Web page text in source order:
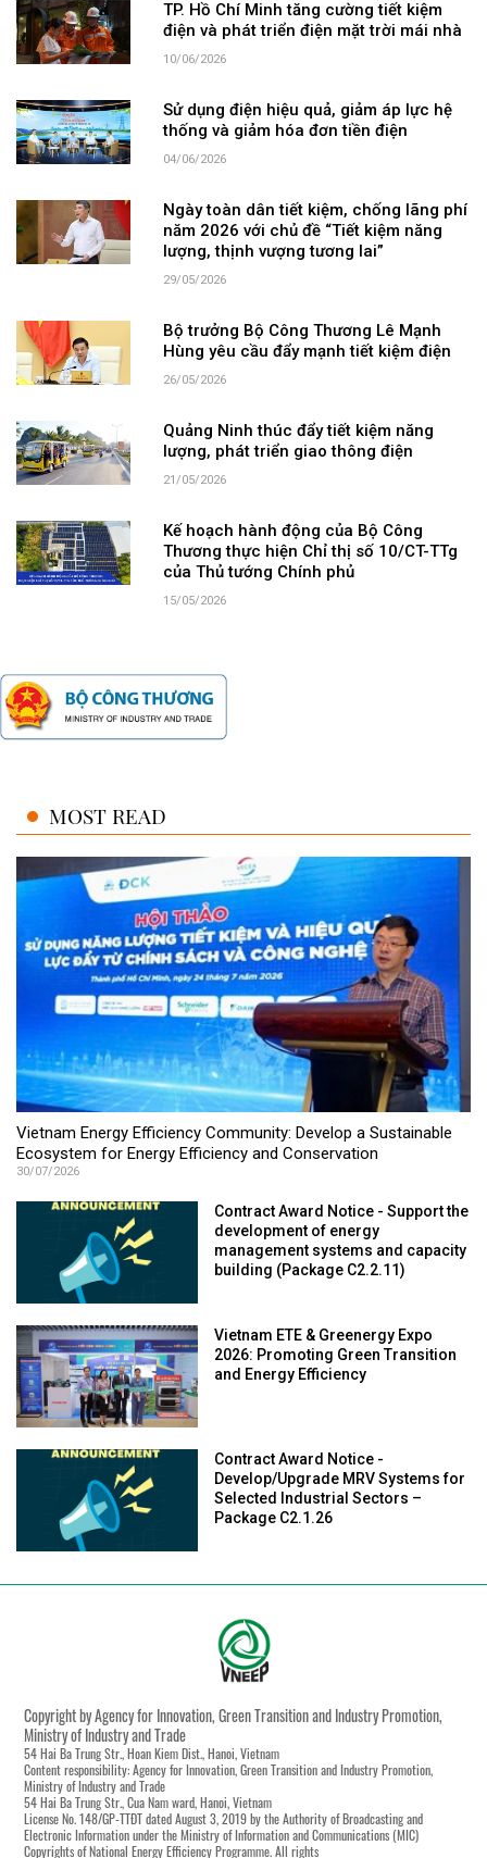
TP. Hồ Chí Minh tăng cường tiết kiệm
điện và phát triển điện mặt trời mái nhà
10/06/2026
Sử dụng điện hiệu quả, giảm áp lực hệ
thống và giảm hóa đơn tiền điện
04/06/2026
Ngày toàn dân tiết kiệm, chống lãng phí
năm 2026 với chủ đề “Tiết kiệm năng
lượng, thịnh vượng tương lai”
29/05/2026
Bộ trưởng Bộ Công Thương Lê Mạnh
Hùng yêu cầu đẩy mạnh tiết kiệm điện
26/05/2026
Quảng Ninh thúc đẩy tiết kiệm năng
lượng, phát triển giao thông điện
21/05/2026
Kế hoạch hành động của Bộ Công
Thương thực hiện Chỉ thị số 10/CT-TTg
của Thủ tướng Chính phủ
15/05/2026
MOST READ
Vietnam Energy Efficiency Community: Develop a Sustainable
Ecosystem for Energy Efficiency and Conservation
30/07/2026
Contract Award Notice - Support the
development of energy
management systems and capacity
building (Package C2.2.11)
Vietnam ETE & Greenergy Expo
2026: Promoting Green Transition
and Energy Efficiency
Contract Award Notice -
Develop/Upgrade MRV Systems for
Selected Industrial Sectors –
Package C2.1.26
Copyright by Agency for Innovation, Green Transition and Industry Promotion,
Ministry of Industry and Trade
54 Hai Ba Trung Str., Hoan Kiem Dist., Hanoi, Vietnam
Content responsibility: Agency for Innovation, Green Transition and Industry Promotion,
Ministry of Industry and Trade
54 Hai Ba Trung Str., Cua Nam ward, Hanoi, Vietnam
License No. 148/GP-TTĐT dated August 3, 2019 by the Authority of Broadcasting and
Electronic Information under the Ministry of Information and Communications (MIC)
Copyrights of National Energy Efficiency Programme. All rights